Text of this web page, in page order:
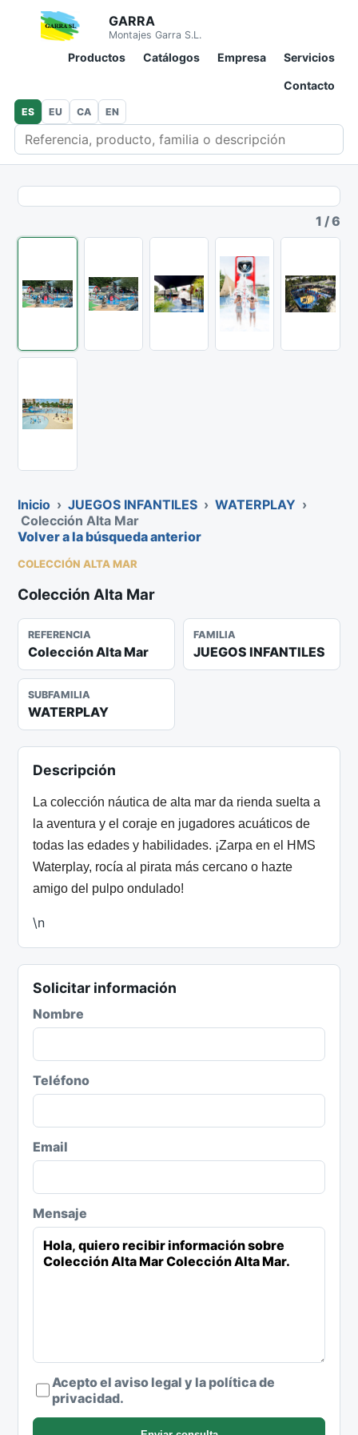
GARRA
Montajes Garra S.L.
Productos Catálogos Empresa Servicios
Contacto
Buscar en catálogo
ES EU CA EN
1 /6
Inicio › JUEGOS INFANTILES › WATERPLAY ›
Colección Alta Mar
Volver a la búsqueda anterior
COLECCIÓN ALTA MAR
Colección Alta Mar
REFERENCIA
Colección Alta Mar
FAMILIA
JUEGOS INFANTILES
SUBFAMILIA
WATERPLAY
Descripción
La colección náutica de alta mar da rienda suelta a
la aventura y el coraje en jugadores acuáticos de
todas las edades y habilidades. ¡Zarpa en el HMS
Waterplay, rocía al pirata más cercano o hazte
amigo del pulpo ondulado!
\n
Solicitar información
Nombre
Teléfono
Email
Mensaje
Acepto el aviso legal y la política de
privacidad.